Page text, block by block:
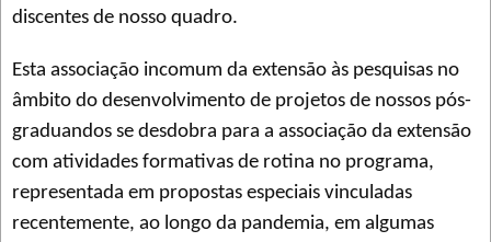
discentes de nosso quadro.
Esta associação incomum da extensão às pesquisas no
âmbito do desenvolvimento de projetos de nossos pós-
graduandos se desdobra para a associação da extensão
com atividades formativas de rotina no programa,
representada em propostas especiais vinculadas
recentemente, ao longo da pandemia, em algumas